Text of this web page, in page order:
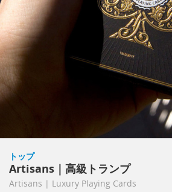
トップ
Artisans｜高級トランプ
Artisans | Luxury Playing Cards